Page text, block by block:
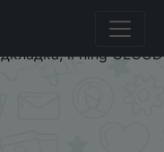
обувь для
беговая Обувь,
li ning CLOUD